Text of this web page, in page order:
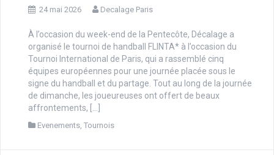
24 mai 2026 Decalage Paris
À l’occasion du week-end de la Pentecôte, Décalage a
organisé le tournoi de handball FLINTA* à l’occasion du
Tournoi International de Paris, qui a rassemblé cinq
équipes européennes pour une journée placée sous le
signe du handball et du partage. Tout au long de la journée
de dimanche, les joueureuses ont offert de beaux
affrontements, […]
Evenements, Tournois